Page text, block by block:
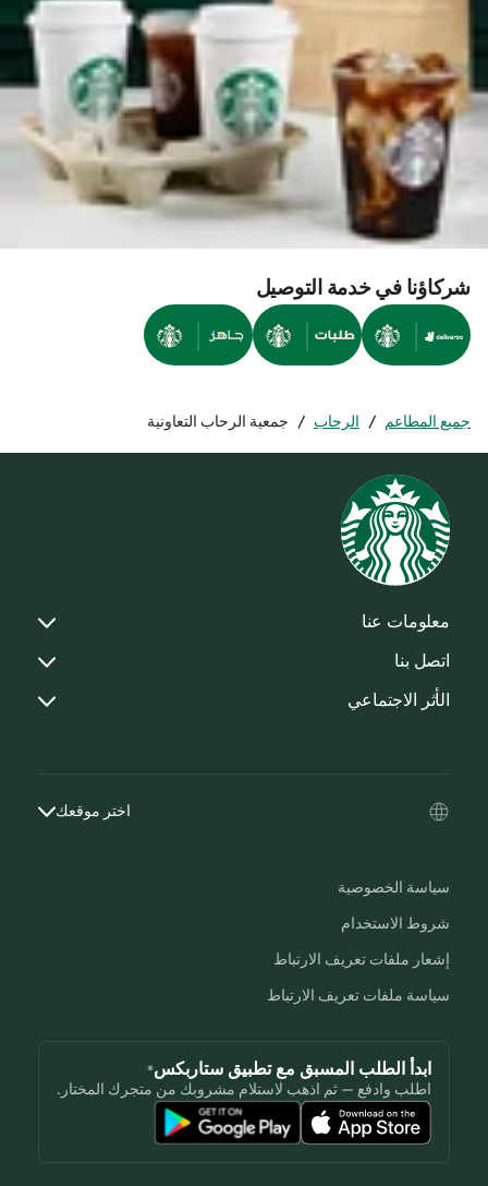
شركاؤنا في خدمة التوصيل
جميع المطاعم / الرحاب / جمعية الرحاب التعاونية
معلومات عنا
اتصل بنا
الأثر الاجتماعي
اختر موقعك
سياسة الخصوصية
شروط الاستخدام
إشعار ملفات تعريف الارتباط
سياسة ملفات تعريف الارتباط
ابدأ الطلب المسبق مع تطبيق ستاربكس®
اطلب وادفع — ثم اذهب لاستلام مشروبك من متجرك المختار.